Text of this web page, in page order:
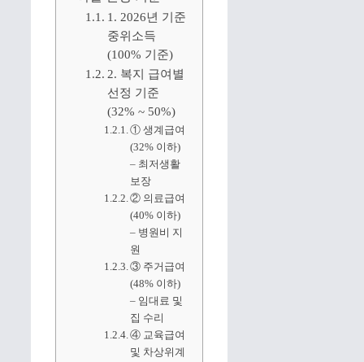
1. 2026년 기준
중위소득
(100% 기준)
2. 복지 급여별
선정 기준
(32% ~ 50%)
① 생계급여
(32% 이하)
– 최저생활
보장
② 의료급여
(40% 이하)
– 병원비 지
원
③ 주거급여
(48% 이하)
– 임대료 및
집 수리
④ 교육급여
및 차상위계